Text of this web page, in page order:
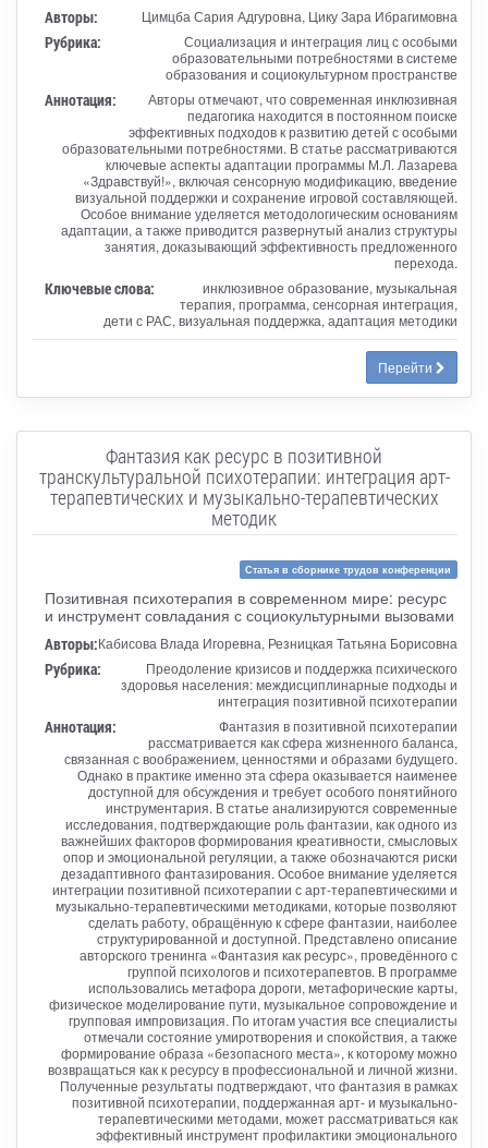
Авторы: Цимцба Сария Адгуровна, Цику Зара Ибрагимовна
Рубрика:
Социализация и интеграция лиц с особыми
образовательными потребностями в системе
образования и социокультурном пространстве
Аннотация:
Авторы отмечают, что современная инклюзивная
педагогика находится в постоянном поиске
эффективных подходов к развитию детей с особыми
образовательными потребностями. В статье рассматриваются
ключевые аспекты адаптации программы М.Л. Лазарева
«Здравствуй!», включая сенсорную модификацию, введение
визуальной поддержки и сохранение игровой составляющей.
Особое внимание уделяется методологическим основаниям
адаптации, а также приводится развернутый анализ структуры
занятия, доказывающий эффективность предложенного
перехода.
Ключевые слова:
инклюзивное образование, музыкальная
терапия, программа, сенсорная интеграция,
дети с РАС, визуальная поддержка, адаптация методики
Перейти
Фантазия как ресурс в позитивной
транскультуральной психотерапии: интеграция арт-
терапевтических и музыкально-терапевтических
методик
Статья в сборнике трудов конференции
Позитивная психотерапия в современном мире: ресурс
и инструмент совладания с социокультурными вызовами
Авторы:Кабисова Влада Игоревна, Резницкая Татьяна Борисовна
Рубрика:
Преодоление кризисов и поддержка психического
здоровья населения: междисциплинарные подходы и
интеграция позитивной психотерапии
Аннотация:
Фантазия в позитивной психотерапии
рассматривается как сфера жизненного баланса,
связанная с воображением, ценностями и образами будущего.
Однако в практике именно эта сфера оказывается наименее
доступной для обсуждения и требует особого понятийного
инструментария. В статье анализируются современные
исследования, подтверждающие роль фантазии, как одного из
важнейших факторов формирования креативности, смысловых
опор и эмоциональной регуляции, а также обозначаются риски
дезадаптивного фантазирования. Особое внимание уделяется
интеграции позитивной психотерапии с арт-терапевтическими и
музыкально-терапевтическими методиками, которые позволяют
сделать работу, обращённую к сфере фантазии, наиболее
структурированной и доступной. Представлено описание
авторского тренинга «Фантазия как ресурс», проведённого с
группой психологов и психотерапевтов. В программе
использовались метафора дороги, метафорические карты,
физическое моделирование пути, музыкальное сопровождение и
групповая импровизация. По итогам участия все специалисты
отмечали состояние умиротворения и спокойствия, а также
формирование образа «безопасного места», к которому можно
возвращаться как к ресурсу в профессиональной и личной жизни.
Полученные результаты подтверждают, что фантазия в рамках
позитивной психотерапии, поддержанная арт- и музыкально-
терапевтическими методами, может рассматриваться как
эффективный инструмент профилактики эмоционального